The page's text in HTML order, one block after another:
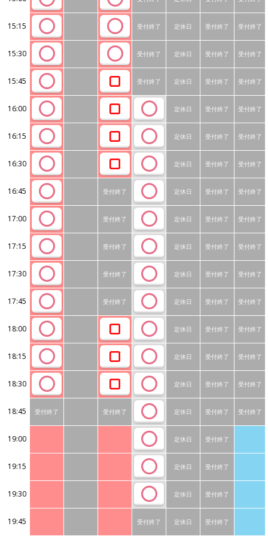
15:15 受付終了 定休日 受付終了 受付終了
15:30 受付終了 定休日 受付終了 受付終了
15:45 受付終了 定休日 受付終了 受付終了
16:00 定休日 受付終了 受付終了
16:15 定休日 受付終了 受付終了
16:30 定休日 受付終了 受付終了
16:45 受付終了 定休日 受付終了 受付終了
17:00 受付終了 定休日 受付終了 受付終了
17:15 受付終了 定休日 受付終了 受付終了
17:30 受付終了 定休日 受付終了 受付終了
17:45 受付終了 定休日 受付終了 受付終了
18:00 定休日 受付終了 受付終了
18:15 定休日 受付終了 受付終了
18:30 定休日 受付終了 受付終了
18:45 受付終了 受付終了 定休日 受付終了 受付終了
19:00 定休日 受付終了
19:15 定休日 受付終了
19:30 定休日 受付終了
19:45 受付終了 定休日 受付終了